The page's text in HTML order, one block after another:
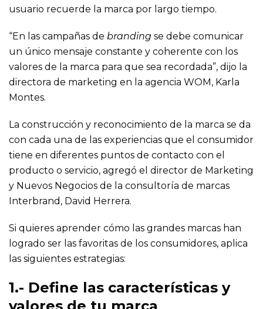
usuario recuerde la marca por largo tiempo.
“En las campañas de branding se debe comunicar
un único mensaje constante y coherente con los
valores de la marca para que sea recordada”, dijo la
directora de marketing en la agencia WOM, Karla
Montes.
La construcción y reconocimiento de la marca se da
con cada una de las experiencias que el consumidor
tiene en diferentes puntos de contacto con el
producto o servicio, agregó el director de Marketing
y Nuevos Negocios de la consultoría de marcas
Interbrand, David Herrera.
Si quieres aprender cómo las grandes marcas han
logrado ser las favoritas de los consumidores, aplica
las siguientes estrategias:
1.- Define las características y
valores de tu marca